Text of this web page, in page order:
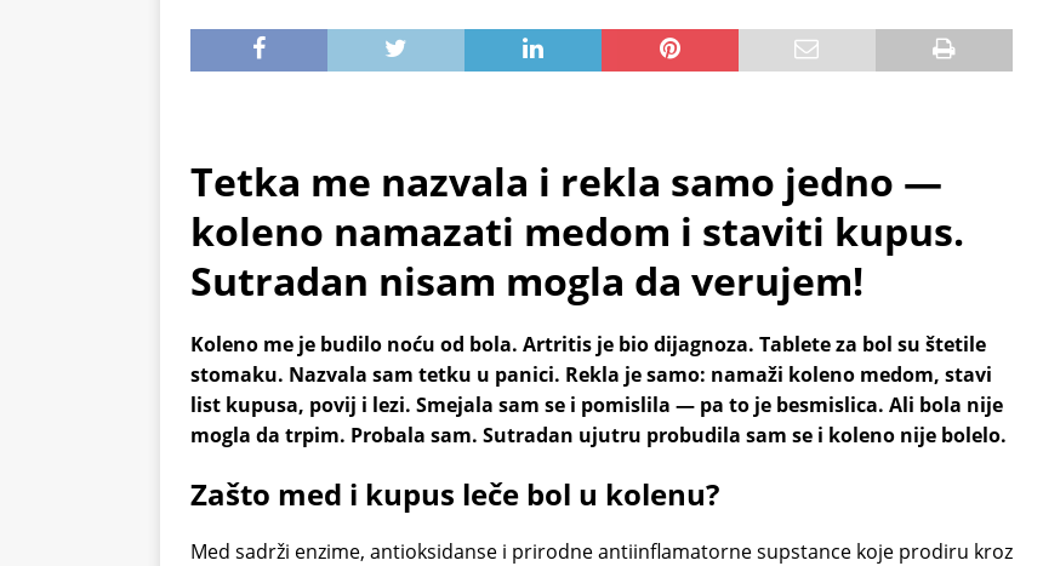
Tetka me nazvala i rekla samo jedno —
koleno namazati medom i staviti kupus.
Sutradan nisam mogla da verujem!
Koleno me je budilo noću od bola. Artritis je bio dijagnoza. Tablete za bol su štetile
stomaku. Nazvala sam tetku u panici. Rekla je samo: namaži koleno medom, stavi
list kupusa, povij i lezi. Smejala sam se i pomislila — pa to je besmislica. Ali bola nije
mogla da trpim. Probala sam. Sutradan ujutru probudila sam se i koleno nije bolelo.
Zašto med i kupus leče bol u kolenu?
Med sadrži enzime, antioksidanse i prirodne antiinflamatorne supstance koje prodiru kroz